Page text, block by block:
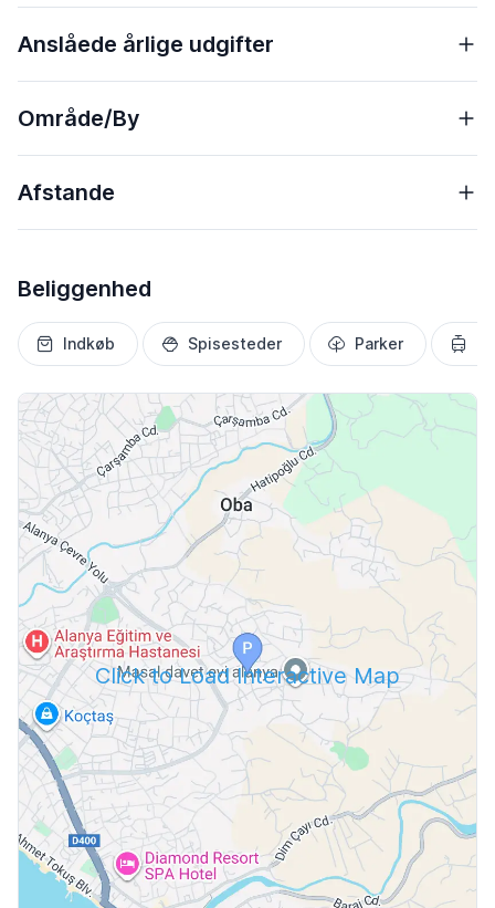
Anslåede årlige udgifter
Område/By
Afstande
Beliggenhed
Indkøb Spisesteder Parker
Click to Load Interactive Map